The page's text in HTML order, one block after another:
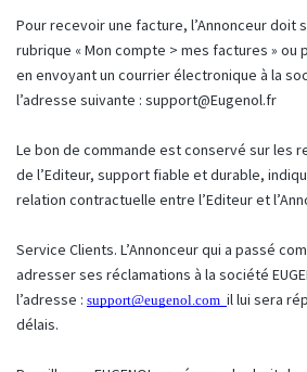
Pour recevoir une facture, l’Annonceur doit
rubrique « Mon compte > mes factures » ou
en envoyant un courrier électronique à la
l’adresse suivante : support@Eugenol.fr
Le bon de commande est conservé sur les
de l’Editeur, support fiable et durable,
relation contractuelle entre l’Editeur et
Service Clients. L’Annonceur qui a passé
adresser ses réclamations à la société
l’adresse : support@eugenol.com il lui sera
délais.